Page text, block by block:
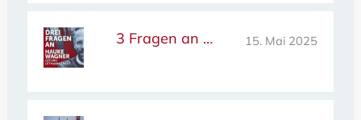
3 Fragen an … 15. Mai 2025